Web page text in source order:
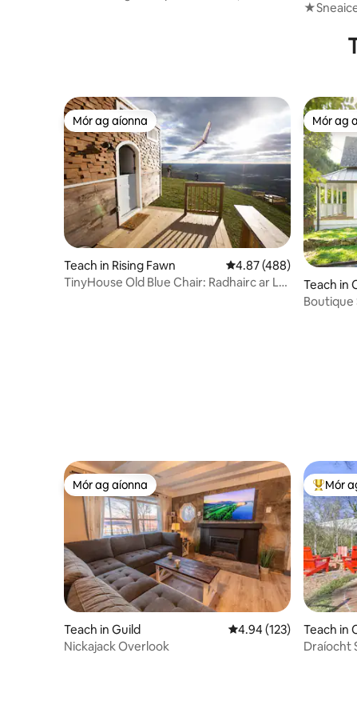
Mór ag aíonna
Mór ag aíonna
Teach in Rising Fawn Meánrátáil 4.87 as 5,
4.87 (488)
TinyHouse Old Blue Chair: Radhairc ar Luí
Mór ag
Mór ag
Teach in
Boutique
Mór ag aíonna
Mór ag aíonna
Teach in Guild Meánrátáil 4.94 as 5,
4.94 (123)
Nickajack Overlook
An-Mór
Teach in
Draíocht